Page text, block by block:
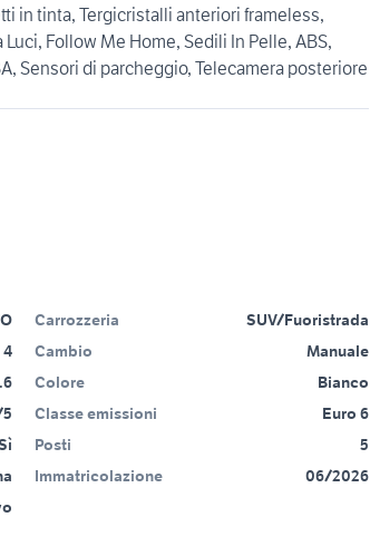
in tinta, Tergicristalli anteriori frameless,
Follow Me Home, Sedili In Pelle, ABS,
Sensori di parcheggio, Telecamera posteriore
4
Carrozzeria
SUV/Fuoristrada
Cambio
Manuale
Colore
Bianco
Classe emissioni
Euro 6
Posti
5
Immatricolazione
06/2026